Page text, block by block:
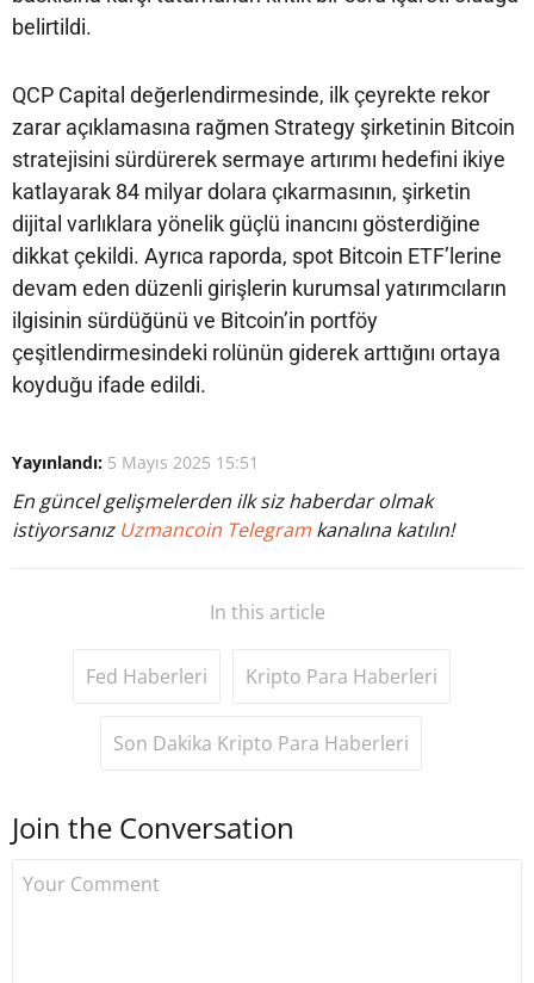
belirtildi.
QCP Capital değerlendirmesinde, ilk çeyrekte rekor
zarar açıklamasına rağmen Strategy şirketinin Bitcoin
stratejisini sürdürerek sermaye artırımı hedefini ikiye
katlayarak 84 milyar dolara çıkarmasının, şirketin
dijital varlıklara yönelik güçlü inancını gösterdiğine
dikkat çekildi. Ayrıca raporda, spot Bitcoin ETF’lerine
devam eden düzenli girişlerin kurumsal yatırımcıların
ilgisinin sürdüğünü ve Bitcoin’in portföy
çeşitlendirmesindeki rolünün giderek arttığını ortaya
koyduğu ifade edildi.
Yayınlandı: 5 Mayıs 2025 15:51
En güncel gelişmelerden ilk siz haberdar olmak
istiyorsanız Uzmancoin Telegram kanalına katılın!
In this article
Fed Haberleri Kripto Para Haberleri
Son Dakika Kripto Para Haberleri
Join the Conversation